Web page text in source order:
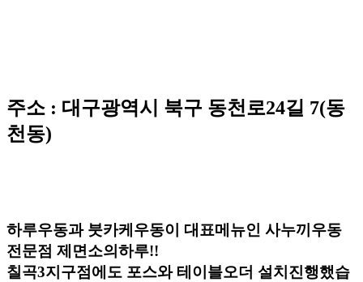
주소 : 대구광역시 북구 동천로24길 7(동
천동)
하루우동과 붓카케우동이 대표메뉴인 사누끼우동
전문점 제면소의하루!!
칠곡3지구점에도 포스와 테이블오더 설치진행했습